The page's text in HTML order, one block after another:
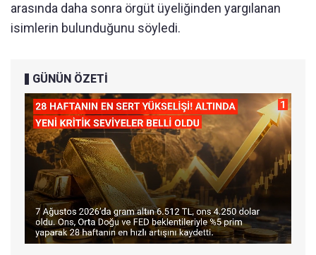
arasında daha sonra örgüt üyeliğinden yargılanan
isimlerin bulunduğunu söyledi.
GÜNÜN ÖZETİ